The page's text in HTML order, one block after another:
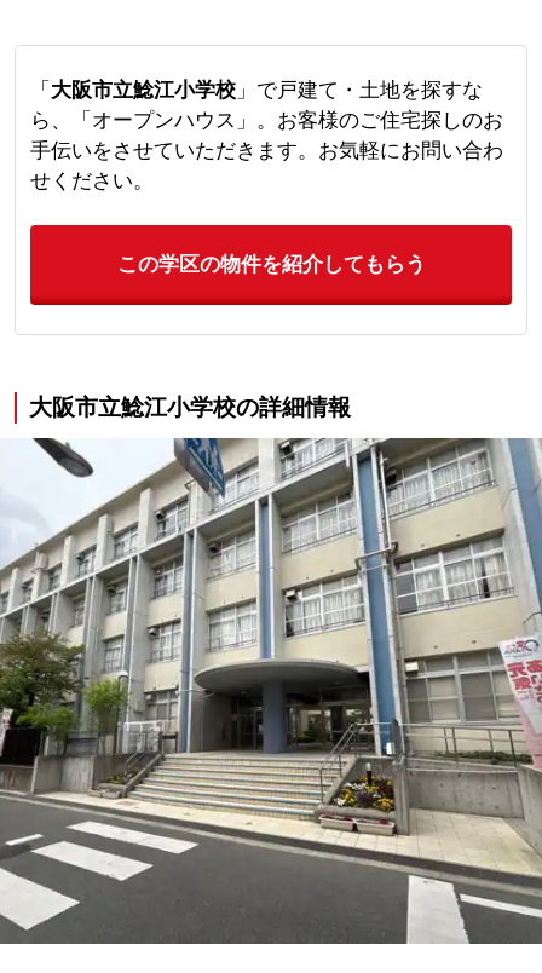
「 大阪市立鯰江小学校」で戸建て・土地を探すな
ら、「オープンハウス」。お客様のご住宅探しのお
手伝いをさせていただきます。お気軽にお問い合わ
せください。
この学区の物件を紹介してもらう
大阪市立鯰江小学校の詳細情報